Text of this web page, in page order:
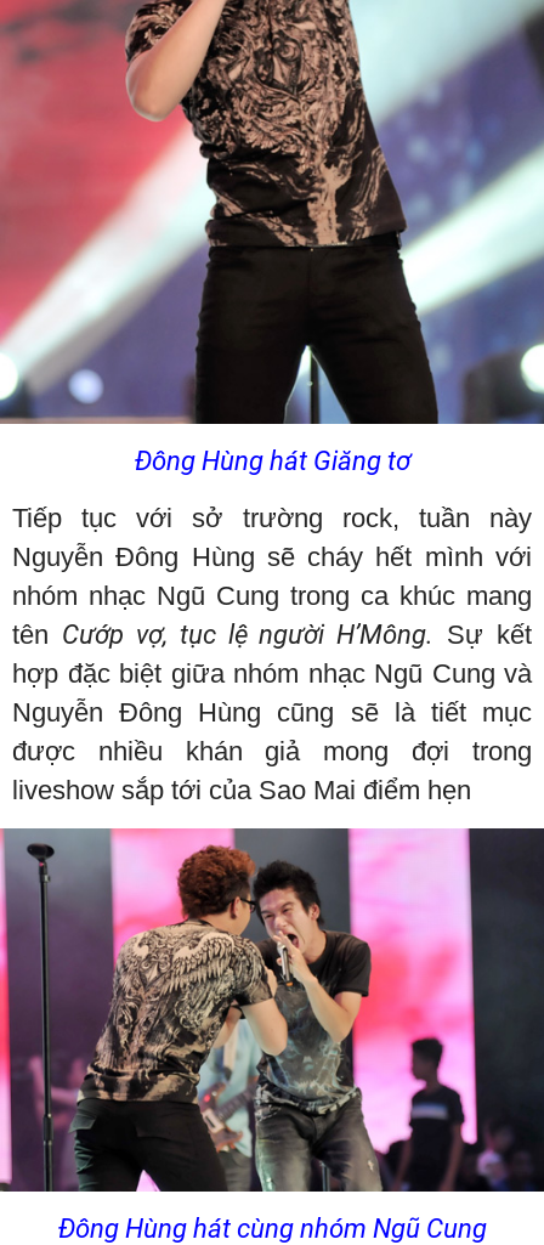
Đông Hùng hát Giăng tơ
Tiếp tục với sở trường rock, tuần này
Nguyễn Đông Hùng sẽ cháy hết mình với
nhóm nhạc Ngũ Cung trong ca khúc mang
tên Cướp vợ, tục lệ người H’Mông. Sự kết
hợp đặc biệt giữa nhóm nhạc Ngũ Cung và
Nguyễn Đông Hùng cũng sẽ là tiết mục
được nhiều khán giả mong đợi trong
liveshow sắp tới của Sao Mai điểm hẹn
Đông Hùng hát cùng nhóm Ngũ Cung